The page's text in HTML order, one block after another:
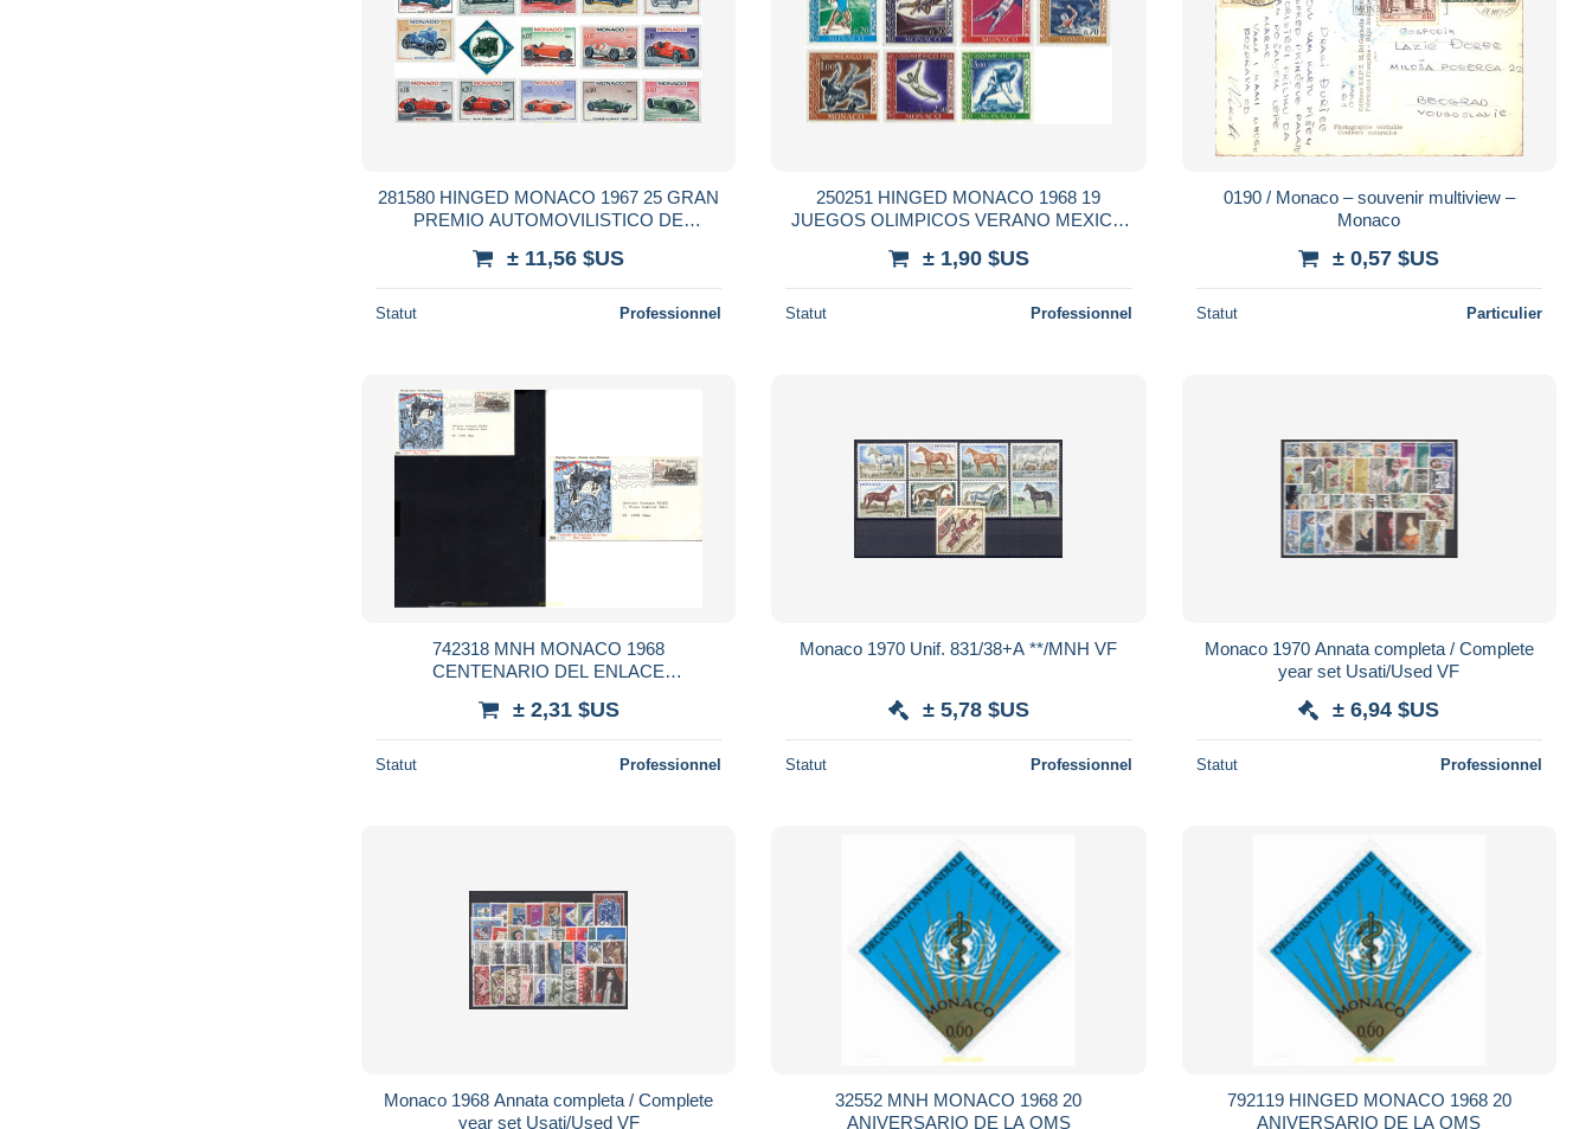
281580 HINGED MONACO 1967 25 GRAN
PREMIO AUTOMOVILISTICO DE
± 11,56 $US
Statut Professionnel
250251 HINGED MONACO 1968 19
JUEGOS OLIMPICOS VERANO MEXICO
± 1,90 $US
Statut Professionnel
0190 / Monaco – souvenir multiview –
Monaco
± 0,57 $US
Statut Particulier
742318 MNH MONACO 1968
CENTENARIO DEL ENLACE
± 2,31 $US
Statut Professionnel
Monaco 1970 Unif. 831/38+A **/MNH VF
± 5,78 $US
Statut Professionnel
Monaco 1970 Annata completa / Complete
year set Usati/Used VF
± 6,94 $US
Statut Professionnel
Monaco 1968 Annata completa / Complete
year set Usati/Used VF
32552 MNH MONACO 1968 20
ANIVERSARIO DE LA OMS
792119 HINGED MONACO 1968 20
ANIVERSARIO DE LA OMS